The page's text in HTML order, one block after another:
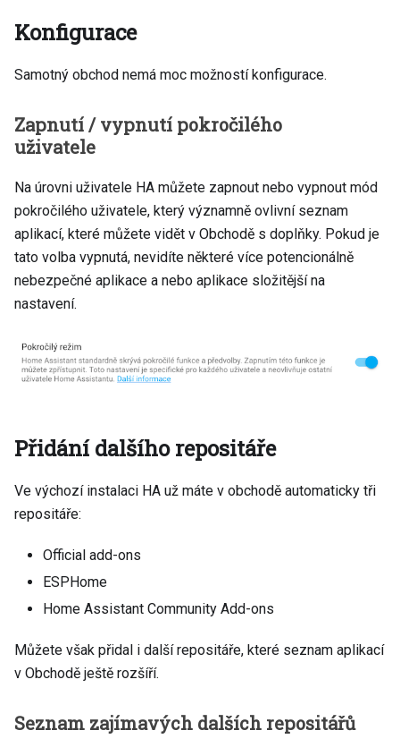
Konfigurace
Samotný obchod nemá moc možností konfigurace.
Zapnutí / vypnutí pokročilého
uživatele
Na úrovni uživatele HA můžete zapnout nebo vypnout mód
pokročilého uživatele, který významně ovlivní seznam
aplikací, které můžete vidět v Obchodě s doplňky. Pokud je
tato volba vypnutá, nevidíte některé více potencionálně
nebezpečné aplikace a nebo aplikace složitější na
nastavení.
Přidání dalšího repositáře
Ve výchozí instalaci HA už máte v obchodě automaticky tři
repositáře:
Official add-ons
ESPHome
Home Assistant Community Add-ons
Můžete však přidal i další repositáře, které seznam aplikací
v Obchodě ještě rozšíří.
Seznam zajímavých dalších repositářů